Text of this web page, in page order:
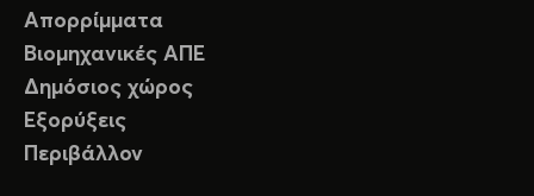
Απορρίμματα
Βιομηχανικές ΑΠΕ
Δημόσιος χώρος
Εξορύξεις
Περιβάλλον